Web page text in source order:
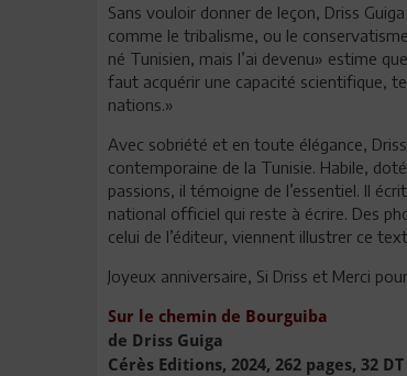
Sans vouloir donner de leçon, Driss
comme le tribalisme, ou le
né Tunisien, mais l’ai devenu» estime
faut acquérir une capacité scientifique,
nations.»
Avec sobriété et en toute élégance,
contemporaine de la Tunisie. Habile,
passions, il témoigne de l’essentiel. Il
national officiel qui reste à écrire. Des
celui de l’éditeur, viennent illustrer ce
Joyeux anniversaire, Si Driss et Merci
Sur le chemin de Bourguiba
de Driss Guiga
Cérès Editions, 2024, 262 pages, 32 DT